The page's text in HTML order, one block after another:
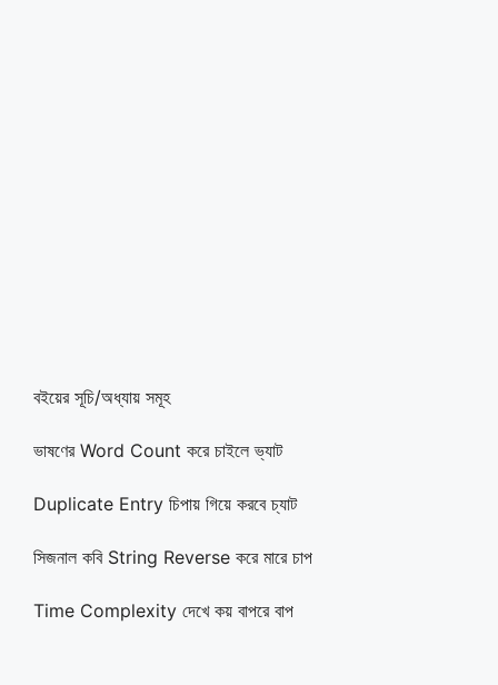
বইয়ের সূচি/অধ্যায় সমূহ
ভাষণের Word Count করে চাইলে ভ্যাট
Duplicate Entry চিপায় গিয়ে করবে চ্যাট
সিজনাল কবি String Reverse করে মারে চাপ
Time Complexity দেখে কয় বাপরে বাপ